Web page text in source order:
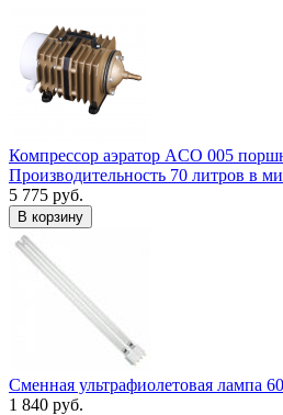
Компрессор аэратор ACO 005
Производительность 70 литров в
5 775 руб.
В корзину
Сменная ультрафиолетовая лампа
1 840 руб.